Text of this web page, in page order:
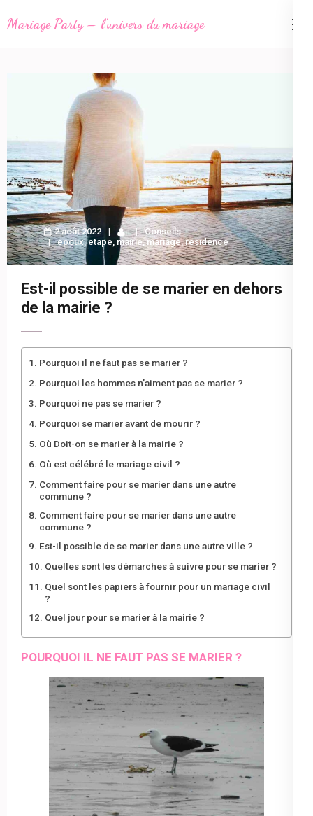
auMariage Party – l'univers du mariage
2 août 2022
Conseils
epoux,etape, mairie,mariage,residence
Est-il possible de se marier en dehors
de la mairie ?
Pourquoi il ne faut pas se marier ?
Pourquoi les hommes n’aiment pas se marier ?
Pourquoi ne pas se marier ?
Pourquoi se marier avant de mourir ?
Où Doit-on se marier à la mairie ?
Où est célébré le mariage civil ?
Comment faire pour se marier dans une autre
commune ?
Comment faire pour se marier dans une autre
commune ?
Est-il possible de se marier dans une autre ville ?
Quelles sont les démarches à suivre pour se marier ?
Quel sont les papiers à fournir pour un mariage civil
?
Quel jour pour se marier à la mairie ?
POURQUOI IL NE FAUT PAS SE MARIER ?